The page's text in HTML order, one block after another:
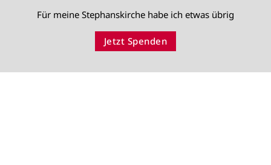
Für meine Stephanskirche habe ich etwas übrig
Jetzt Spenden